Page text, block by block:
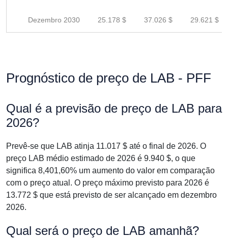
Dezembro 2030 25.178 $ 37.026 $ 29.621 $
Prognóstico de preço de LAB - PFF
Qual é a previsão de preço de LAB para
2026?
Prevê-se que LAB atinja 11.017 $ até o final de 2026. O
preço LAB médio estimado de 2026 é 9.940 $, o que
significa 8,401,60% um aumento do valor em comparação
com o preço atual. O preço máximo previsto para 2026 é
13.772 $ que está previsto de ser alcançado em dezembro
2026.
Qual será o preço de LAB amanhã?